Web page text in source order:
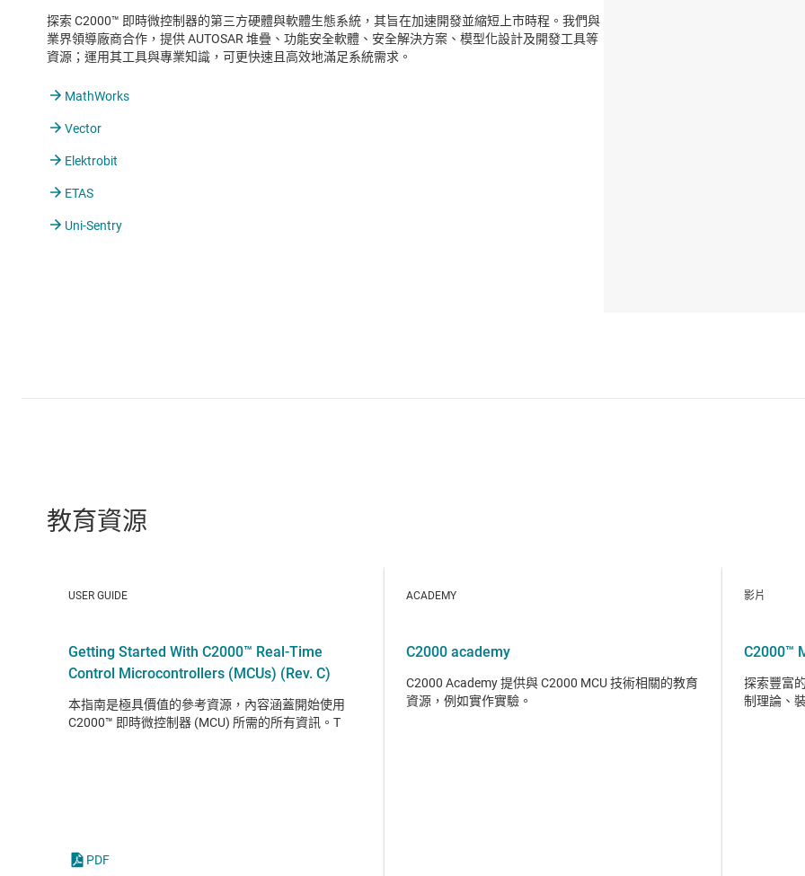
探索 C2000™ 即時微控制器的第三方硬體與軟體生態系統，其旨在加速開發並縮短上市時程。我們與
業界領導廠商合作，提供 AUTOSAR 堆疊、功能安全軟體、安全解決方案、模型化設計及開發工具等
資源；運用其工具與專業知識，可更快速且高效地滿足系統需求。
MathWorks
Vector
Elektrobit
ETAS
Uni-Sentry
教育資源
USER GUIDE
Getting Started With C2000™ Real-Time
Control Microcontrollers (MCUs) (Rev. C)
本指南是極具價值的參考資源，內容涵蓋開始使用
C2000™ 即時微控制器 (MCU) 所需的所有資訊。T
PDF
ACADEMY
C2000 academy
C2000 Academy 提供與 C2000 MCU 技術相關的教育
資源，例如實作實驗。
影片
C2000™
探索豐富
制理論、